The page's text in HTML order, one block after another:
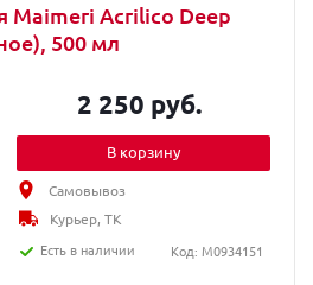
Maimeri Acrilico Deep
500 мл
2 250 руб.
В корзину
Самовывоз
Курьер, ТК
Есть в наличии
Код: M0934151